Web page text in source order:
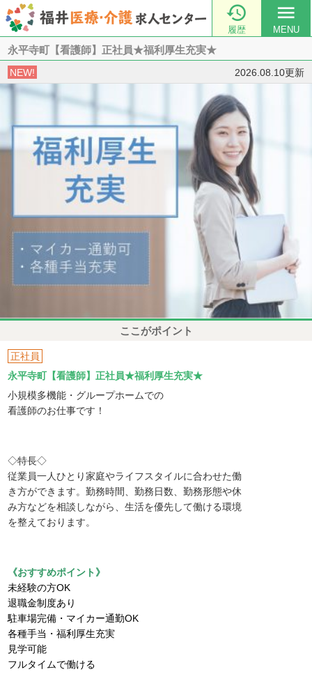

履歴
menu
MENU
永平寺町【看護師】正社員★福利厚生充実★
NEW! 2026.08.10更新
ここがポイント
正社員
永平寺町【看護師】正社員★福利厚生充実★
小規模多機能・グループホームでの
看護師のお仕事です！
◇特長◇
従業員一人ひとり家庭やライフスタイルに合わせた働
き方ができます。勤務時間、勤務日数、勤務形態や休
み方などを相談しながら、生活を優先して働ける環境
を整えております。
《おすすめポイント》
未経験の方OK
退職金制度あり
駐車場完備・マイカー通勤OK
各種手当・福利厚生充実
見学可能
フルタイムで働ける